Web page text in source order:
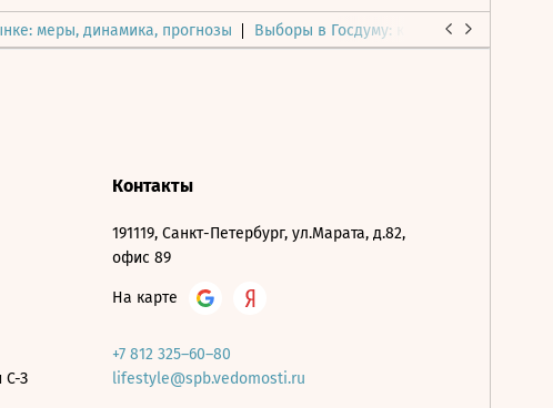
меры, динамика, прогнозы
Выборы в Госдуму: каким был и будет
С-З
Контакты
191119, Санкт-Петербург, ул.Марата, д.82,
офис 89
На карте
+7 812 325–60–80
lifestyle@spb.vedomosti.ru